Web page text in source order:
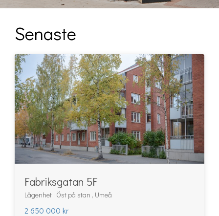
Senaste
Fabriksgatan 5F
Lägenhet i Öst på stan , Umeå
2 650 000 kr